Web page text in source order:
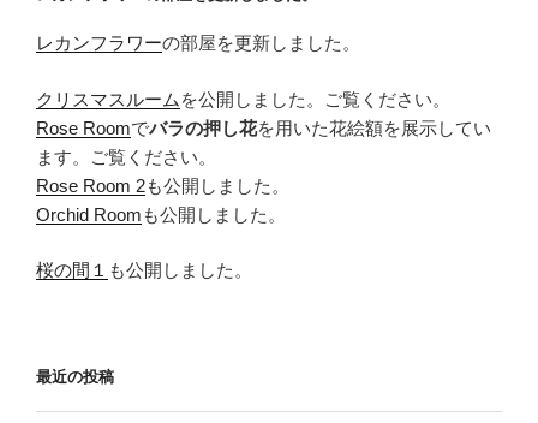
レカンフラワーの部屋を更新しました。
クリスマスルーム を公開しました。ご覧ください。
Rose Roomでバラの押し花を用いた花絵額を展示してい
ます。ご覧ください。
Rose Room 2も公開しました。
Orchid Room も公開しました。
桜の間１ も公開しました。
最近の投稿